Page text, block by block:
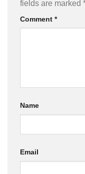
fields are marked
Comment *
Name
Email